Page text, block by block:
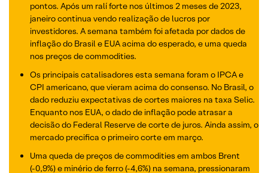
pontos. Após um ralí forte nos últimos 2 meses de 2023,
janeiro continua vendo realização de lucros por
investidores. A semana também foi afetada por dados de
inflação do Brasil e EUA acima do esperado, e uma queda
nos preços de commodities.
Os principais catalisadores esta semana foram o IPCA e
CPI americano, que vieram acima do consenso. No Brasil, o
dado reduziu expectativas de cortes maiores na taxa Selic.
Enquanto nos EUA, o dado de inflação pode atrasar a
decisão do Federal Reserve de corte de juros. Ainda assim, o
mercado precifica o primeiro corte em março.
Uma queda de preços de commodities em ambos Brent
(-0,9%) e minério de ferro (-4,6%) na semana, pressionaram